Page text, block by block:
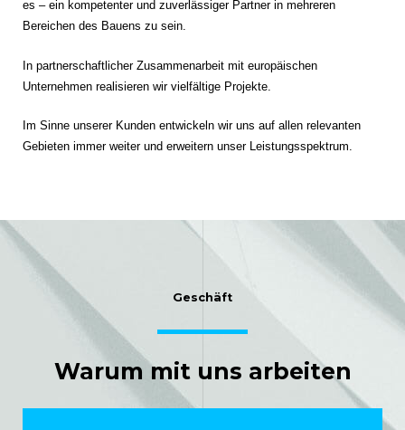
es – ein kompetenter und zuverlässiger Partner in mehreren
Bereichen des Bauens zu sein.
In partnerschaftlicher Zusammenarbeit mit europäischen
Unternehmen realisieren wir vielfältige Projekte.
Im Sinne unserer Kunden entwickeln wir uns auf allen relevanten
Gebieten immer weiter und erweitern unser Leistungsspektrum.
Geschäft
Warum mit uns arbeiten